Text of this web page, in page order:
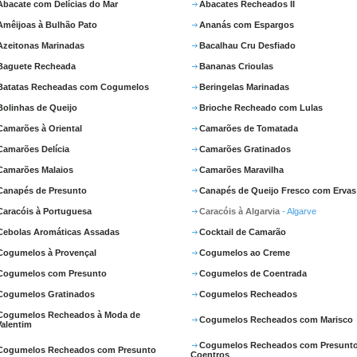
com Delícias do Mar Abacates Recheados II
à Bulhão Pato Ananás com Espargos
Marinadas Bacalhau Cru Desfiado
Recheada Bananas Crioulas
Recheadas com Cogumelos Beringelas Marinadas
de Queijo Brioche Recheado com Lulas
à Oriental Camarões de Tomatada
Delícia Camarões Gratinados
Malaios Camarões Maravilha
de Presunto Canapés de Queijo Fresco com Ervas
à Portuguesa Caracóis à Algarvia - Algarve
Aromáticas Assadas Cocktail de Camarão
à Provençal Cogumelos ao Creme
com Presunto Cogumelos de Coentrada
Gratinados Cogumelos Recheados
Recheados à Moda de
Cogumelos Recheados com Marisco
Recheados com Presunto
Cogumelos Recheados com
Coentros